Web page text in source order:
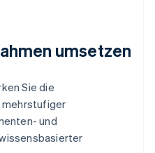
umsetzen
Sie die
und